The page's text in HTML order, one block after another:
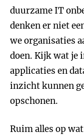
duurzame IT
denken er niet
we organisaties
doen. Kijk wat je
applicaties en
inzicht kunnen
opschonen.
Ruim alles op